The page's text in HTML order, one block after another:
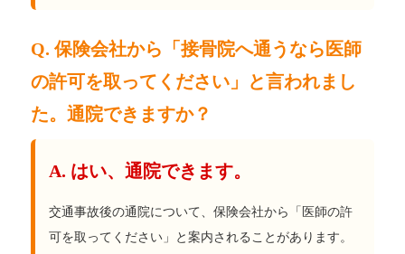
Q. 保険会社から「接骨院へ通うなら医師
の許可を取ってください」と言われまし
た。通院できますか？
A. はい、通院できます。
交通事故後の通院について、保険会社から「医師の許
可を取ってください」と案内されることがあります。